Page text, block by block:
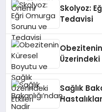
Skolyoz:
Tedavisi
Sağlık